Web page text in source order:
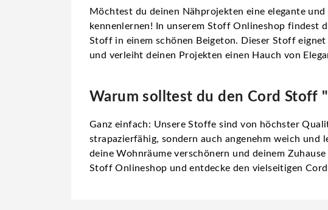
Möchtest du deinen Nähprojekten eine elegante
kennenlernen! In unserem Stoff Onlineshop findest
Stoff in einem schönen Beigeton. Dieser Stoff
und verleiht deinen Projekten einen Hauch von
Warum solltest du den Cord Stoff
Ganz einfach: Unsere Stoffe sind von höchster
strapazierfähig, sondern auch angenehm weich
deine Wohnräume verschönern und deinem
Stoff Onlineshop und entdecke den vielseitigen